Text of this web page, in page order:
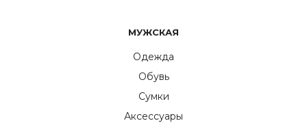
МУЖСКАЯ
Одежда
Обувь
Сумки
Аксессуары